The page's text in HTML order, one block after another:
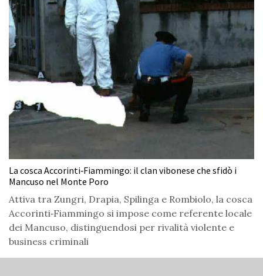
La cosca Accorinti‑Fiammingo: il clan vibonese che sfidò i
Mancuso nel Monte Poro
Attiva tra Zungri, Drapia, Spilinga e Rombiolo, la cosca
Accorinti‑Fiammingo si impose come referente locale
dei Mancuso, distinguendosi per rivalità violente e
business criminali